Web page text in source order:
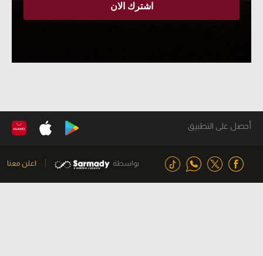
أحصل على التطبيق
بواسطة اعلن معنا